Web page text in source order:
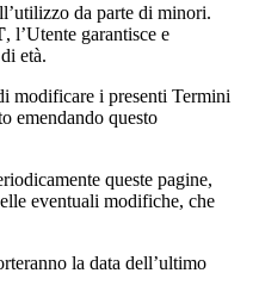
da parte di minori.
, l’Utente garantisce e
età.
modificare i presenti Termini
emendando questo
queste pagine,
eventuali modifiche, che
la data dell’ultimo